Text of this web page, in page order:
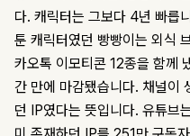
다. 캐릭터는 그보다 4년 빠릅
툰 캐릭터였던 빵빵이는 외식
카오톡 이모티콘 12종을 함께
간 만에 마감됐습니다. 채널이
던 IP였다는 뜻입니다. 유튜브